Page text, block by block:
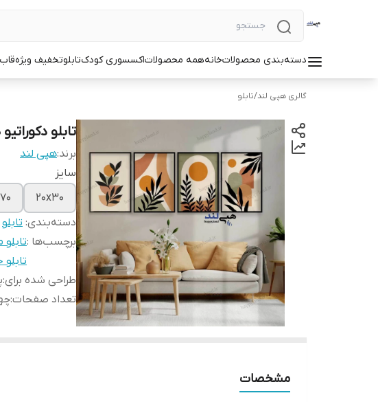
دسته‌بندی محصولاتخانههمه محصولاتاکسسوری کودکتابلوتخفیف ویژه
گالری هپی لند/تابلو
تابلو
برند:هپی لند
سایز
20x30
دسته‌بندی: تابلو
برچسب‌ها :
طراحی شده برای:
تعداد صفحات:
مشخصات